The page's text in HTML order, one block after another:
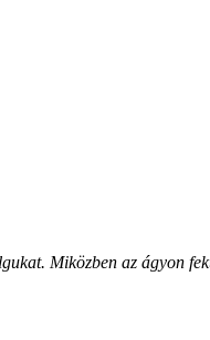
Miközben az ágyon